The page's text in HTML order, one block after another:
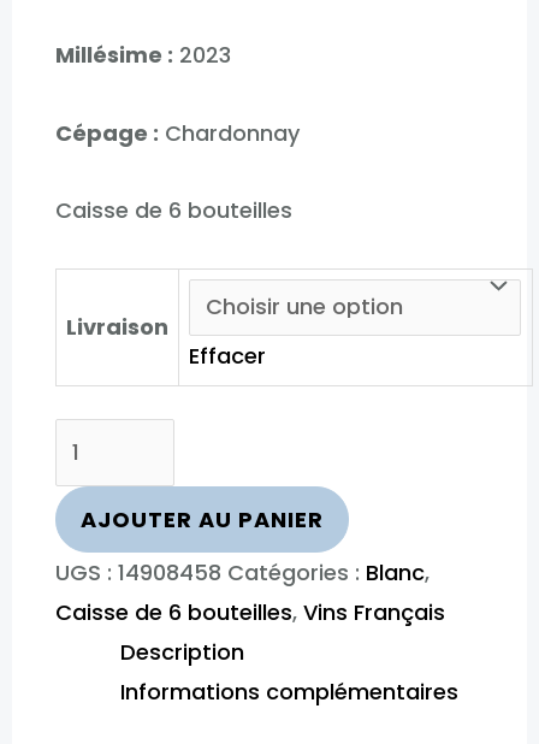
Millésime : 2023
Cépage : Chardonnay
Caisse de 6 bouteilles
Livraison
Effacer
quantité
Plou
et
l'Authenticus​
AJOUTER AU PANIER
UGS : 14908458 Catégories : Blanc,
Caisse de 6 bouteilles, Vins Français
Description
Informations complémentaires